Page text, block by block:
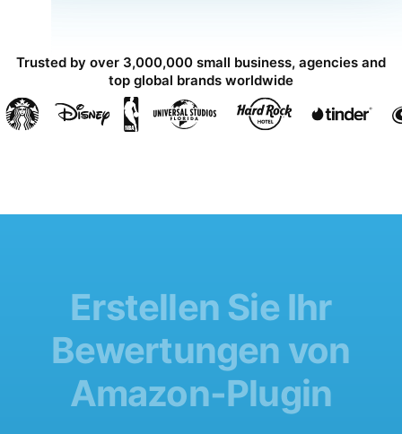
Trusted by over 3,000,000 small business, agencies and
top global brands worldwide
Erstellen Sie Ihr
Bewertungen von
Amazon-Plugin